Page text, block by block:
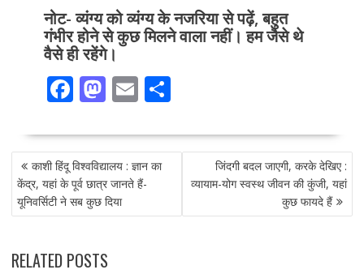
नोट- व्यंग्य को व्यंग्य के नजरिया से पढ़ें, बहुत
गंभीर होने से कुछ मिलने वाला नहीं। हम जैसे थे
वैसे ही रहेंगे।
F
e
b
o
o
k
M
to
d
o
n
E
ai
l
S
ar
POST
NAVIGATION
काशी हिंदू विश्वविद्यालय : ज्ञान का
केंद्र, यहां के पूर्व छात्र जानते हैं-
यूनिवर्सिटी ने सब कुछ दिया
जिंदगी बदल जाएगी, करके देखिए :
व्यायाम-योग स्वस्थ जीवन की कुंजी, यहां
कुछ फायदे हैं
RELATED POSTS